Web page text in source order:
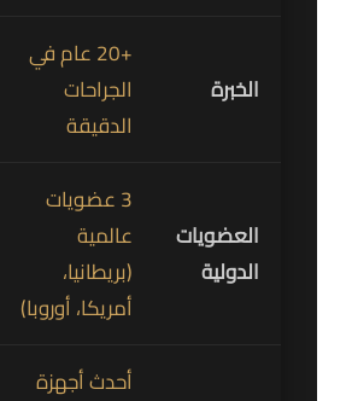
الخبرة
+20 عام في
الجراحات
الدقيقة
العضويات
الدولية
3 عضويات
عالمية
(بريطانيا،
أمريكا، أوروبا)
أحدث أجهزة